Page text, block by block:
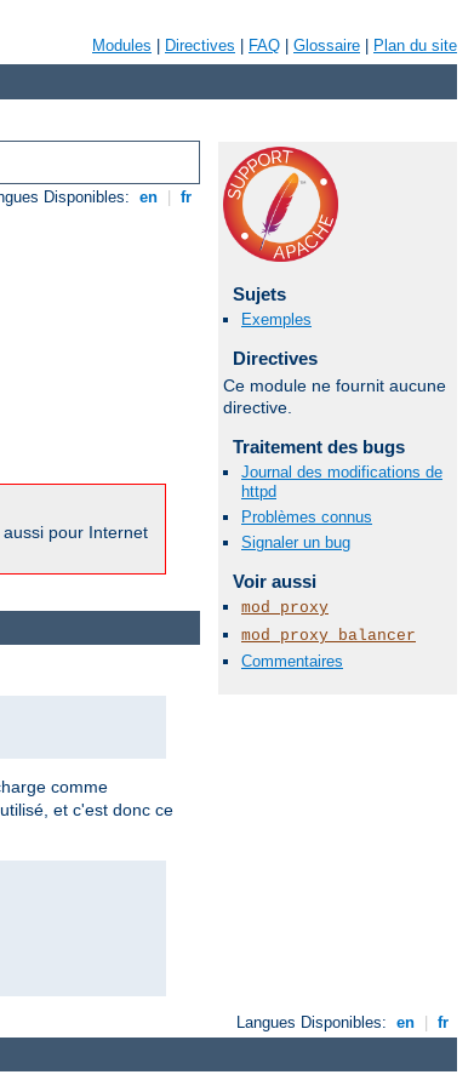
Modules Directives FAQ Glossaire Plan du site
Disponibles: en fr
pour Internet
Sujets
Exemples
Directives
Ce module ne fournit aucune
directive.
Traitement des bugs
Journal des modifications de
httpd
Problèmes connus
Signaler un bug
Voir aussi
mod_proxy
mod_proxy_balancer
Commentaires
comme
et c'est donc ce
Langues Disponibles: en fr